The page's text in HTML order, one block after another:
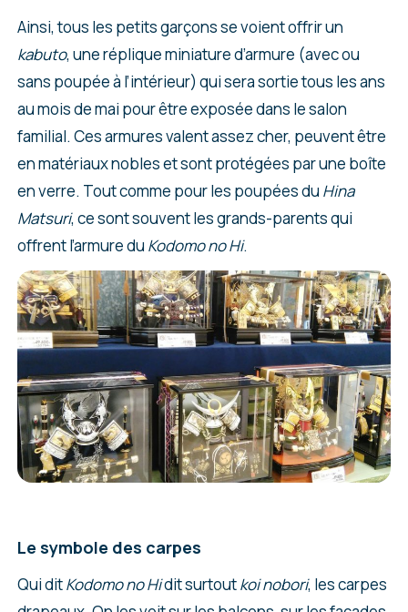
Ainsi, tous les petits garçons se voient offrir un
kabuto, une réplique miniature d’armure (avec ou
sans poupée à l’intérieur) qui sera sortie tous les ans
au mois de mai pour être exposée dans le salon
familial. Ces armures valent assez cher, peuvent être
en matériaux nobles et sont protégées par une boîte
en verre. Tout comme pour les poupées du Hina
Matsuri, ce sont souvent les grands-parents qui
offrent l’armure du Kodomo no Hi.
Le symbole des carpes
Qui ditKodomo no Hidit surtoutkoi nobori, les carpes